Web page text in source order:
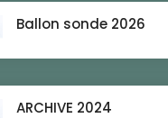
Ballon sonde 2026
ARCHIVE 2024